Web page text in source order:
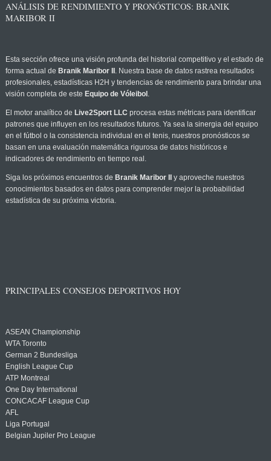
ANÁLISIS DE RENDIMIENTO Y PRONÓSTICOS: BRANIK
MARIBOR II
Esta sección ofrece una visión profunda del historial competitivo y el estado de
forma actual de Branik Maribor II . Nuestra base de datos rastrea resultados
profesionales, estadísticas H2H y tendencias de rendimiento para brindar una
visión completa de este Equipo de Vóleibol .
El motor analítico de Live2Sport LLC procesa estas métricas para identificar
patrones que influyen en los resultados futuros. Ya sea la sinergia del equipo
en el fútbol o la consistencia individual en el tenis, nuestros pronósticos se
basan en una evaluación matemática rigurosa de datos históricos e
indicadores de rendimiento en tiempo real.
Siga los próximos encuentros de Branik Maribor II
y aproveche nuestros
conocimientos basados en datos para comprender mejor la probabilidad
estadística de su próxima victoria.
PRINCIPALES CONSEJOS DEPORTIVOS HOY
ASEAN Championship
WTA Toronto
German 2 Bundesliga
English League Cup
ATP Montreal
One Day International
CONCACAF League Cup
AFL
Liga Portugal
Belgian Jupiler Pro League